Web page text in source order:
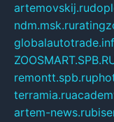
artemovskij.ru
ndm.msk.ru
remontt.spb.ru
terramia.ru
artem-news.ru